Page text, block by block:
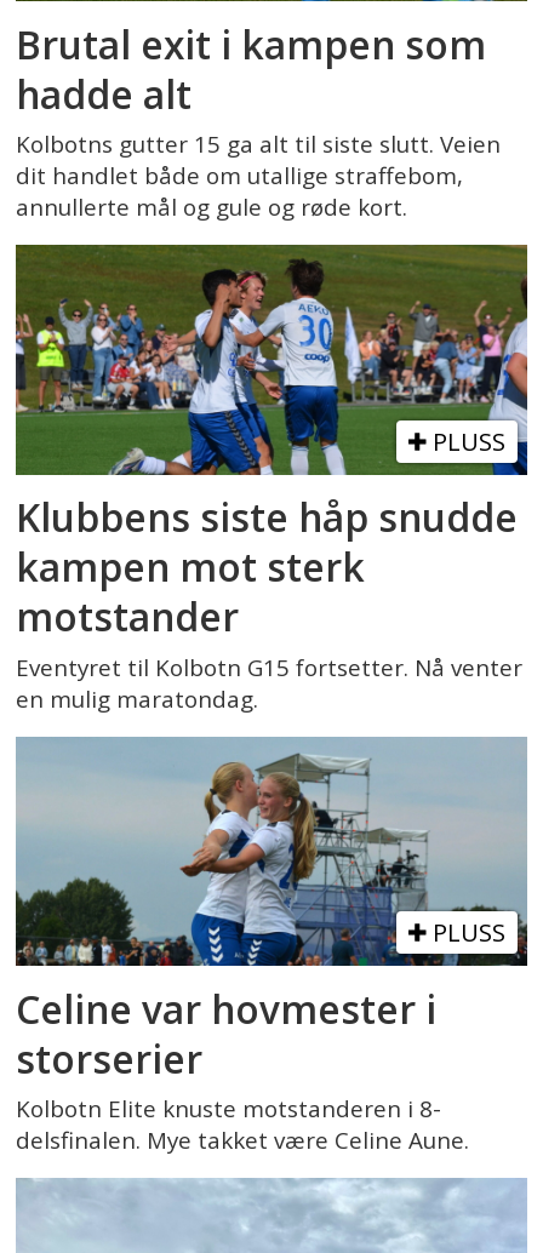
Brutal exit i kampen som
hadde alt
Kolbotns gutter 15 ga alt til siste slutt. Veien
dit handlet både om utallige straffebom,
annullerte mål og gule og røde kort.
PLUSS
Klubbens siste håp snudde
kampen mot sterk
motstander
Eventyret til Kolbotn G15 fortsetter. Nå venter
en mulig maratondag.
PLUSS
Celine var hovmester i
storserier
Kolbotn Elite knuste motstanderen i 8-
delsfinalen. Mye takket være Celine Aune.